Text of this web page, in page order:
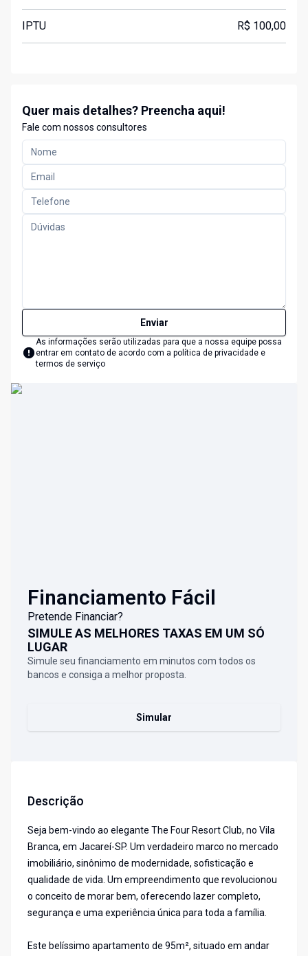
IPTU R$ 100,00
Quer mais detalhes? Preencha aqui!
Fale com nossos consultores
Enviar
As informações serão utilizadas para que a nossa equipe possa
entrar em contato de acordo com a política de privacidade e
termos de serviço
Financiamento Fácil
Pretende Financiar?
SIMULE AS MELHORES TAXAS EM UM SÓ
LUGAR
Simule seu financiamento em minutos com todos os
bancos e consiga a melhor proposta.
Simular
Descrição
Seja bem-vindo ao elegante The Four Resort Club, no Vila
Branca, em Jacareí-SP. Um verdadeiro marco no mercado
imobiliário, sinônimo de modernidade, sofisticação e
qualidade de vida. Um empreendimento que revolucionou
o conceito de morar bem, oferecendo lazer completo,
segurança e uma experiência única para toda a família.
Este belíssimo apartamento de 95m², situado em andar